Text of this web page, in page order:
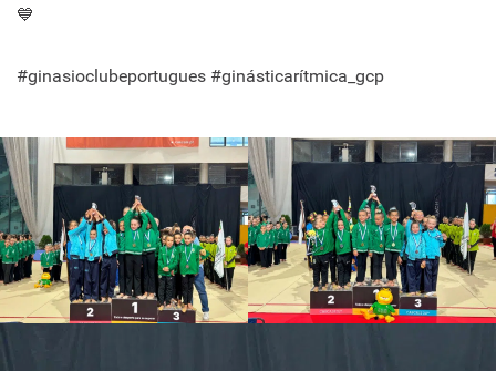
💙
#ginasioclubeportugues #ginásticarítmica_gcp